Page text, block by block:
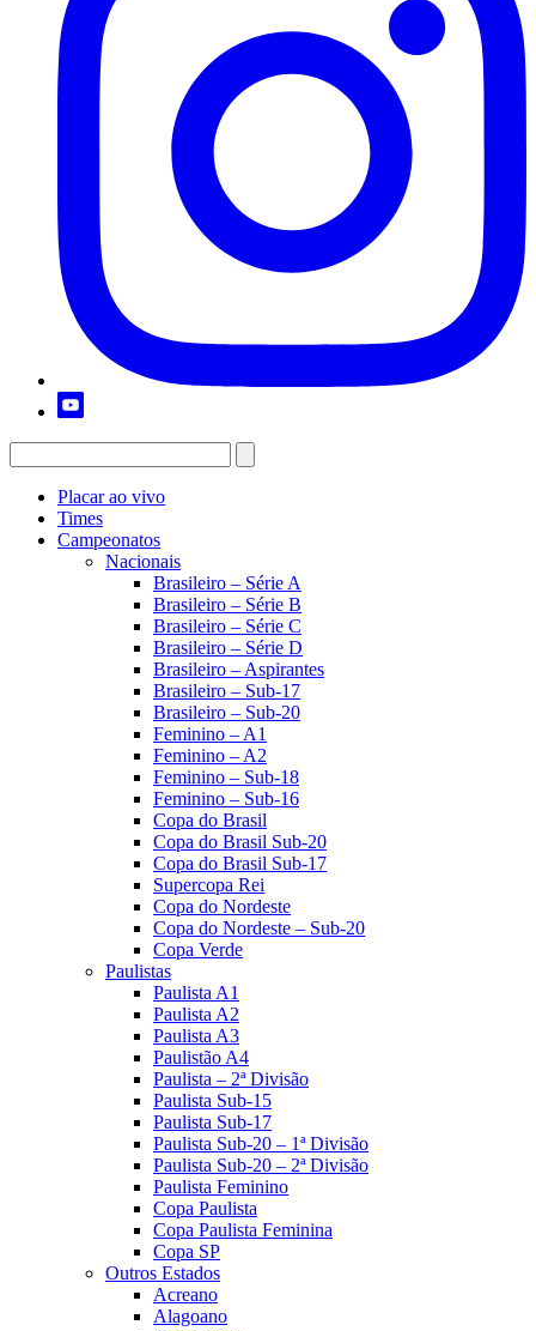
Placar ao vivo
Times
Campeonatos
Nacionais
Brasileiro – Série A
Brasileiro – Série B
Brasileiro – Série C
Brasileiro – Série D
Brasileiro – Aspirantes
Brasileiro – Sub-17
Brasileiro – Sub-20
Feminino – A1
Feminino – A2
Feminino – Sub-18
Feminino – Sub-16
Copa do Brasil
Copa do Brasil Sub-20
Copa do Brasil Sub-17
Supercopa Rei
Copa do Nordeste
Copa do Nordeste – Sub-20
Copa Verde
Paulistas
Paulista A1
Paulista A2
Paulista A3
Paulistão A4
Paulista – 2ª Divisão
Paulista Sub-15
Paulista Sub-17
Paulista Sub-20 – 1ª Divisão
Paulista Sub-20 – 2ª Divisão
Paulista Feminino
Copa Paulista
Copa Paulista Feminina
Copa SP
Outros Estados
Acreano
Alagoano